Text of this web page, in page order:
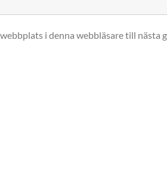
i denna webbläsare till nästa